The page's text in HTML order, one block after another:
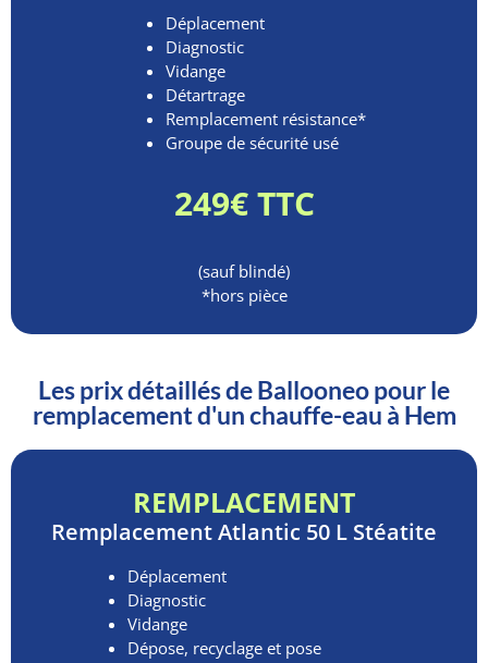
Déplacement
Diagnostic
Vidange
Détartrage
Remplacement résistance*
Groupe de sécurité usé
249€ TTC
(sauf blindé)
*hors pièce
Les prix détaillés de Ballooneo pour le
remplacement d'un chauffe-eau à Hem
REMPLACEMENT
RemplacementAtlantic 50 L Stéatite
Déplacement
Diagnostic
Vidange
Dépose, recyclage et pose